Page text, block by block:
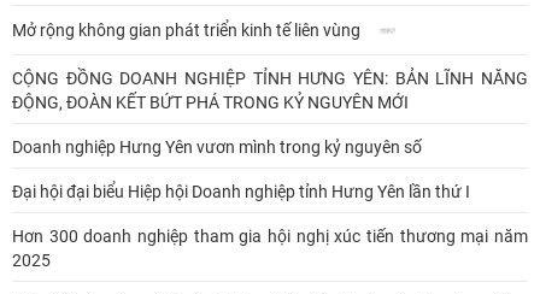
Mở rộng không gian phát triển kinh tế liên vùng
CỘNG ĐỒNG DOANH NGHIỆP TỈNH HƯNG YÊN: BẢN LĨNH NĂNG
ĐỘNG, ĐOÀN KẾT BỨT PHÁ TRONG KỶ NGUYÊN MỚI
Doanh nghiệp Hưng Yên vươn mình trong kỷ nguyên số
Đại hội đại biểu Hiệp hội Doanh nghiệp tỉnh Hưng Yên lần thứ I
Hơn 300 doanh nghiệp tham gia hội nghị xúc tiến thương mại năm
2025